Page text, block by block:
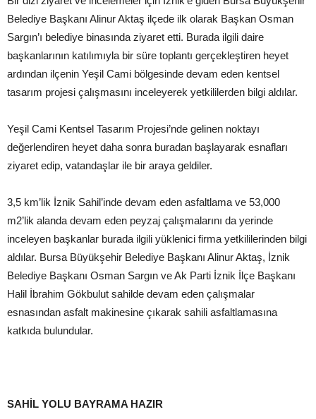
Belediye Başkanı Alinur Aktaş ilçede ilk olarak Başkan Osman
Sargın’ı belediye binasında ziyaret etti. Burada ilgili daire
başkanlarının katılımıyla bir süre toplantı gerçekleştiren heyet
ardından ilçenin Yeşil Cami bölgesinde devam eden kentsel
tasarım projesi çalışmasını inceleyerek yetkililerden bilgi aldılar.
Yeşil Cami Kentsel Tasarım Projesi’nde gelinen noktayı
değerlendiren heyet daha sonra buradan başlayarak esnafları
ziyaret edip, vatandaşlar ile bir araya geldiler.
3,5 km’lik İznik Sahil’inde devam eden asfaltlama ve 53,000
m2’lik alanda devam eden peyzaj çalışmalarını da yerinde
inceleyen başkanlar burada ilgili yüklenici firma yetkililerinden bilgi
aldılar. Bursa Büyükşehir Belediye Başkanı Alinur Aktaş, İznik
Belediye Başkanı Osman Sargın ve Ak Parti İznik İlçe Başkanı
Halil İbrahim Gökbulut sahilde devam eden çalışmalar
esnasından asfalt makinesine çıkarak sahili asfaltlamasına
katkıda bulundular.
SAHİL YOLU BAYRAMA HAZIR